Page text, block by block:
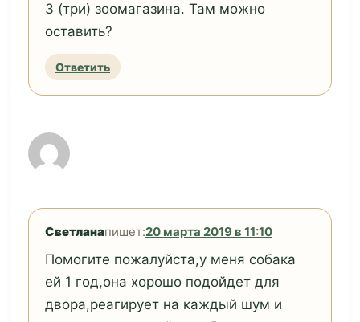
3 (три) зоомагазина. Там можно
оставить?
Ответить
Светланапишет:20 марта 2019 в 11:10
Помогите пожалуйста,у меня собака
ей 1 год,она хорошо подойдет для
двора,реагирует на каждый шум и